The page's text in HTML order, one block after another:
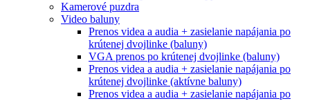
Kamerové puzdra
Video baluny
Prenos videa a audia + zasielanie napájania po
krútenej dvojlinke (baluny)
VGA prenos po krútenej dvojlinke (baluny)
Prenos videa a audia + zasielanie napájania po
krútenej dvojlinke (aktívne baluny)
Prenos videa a audia + zasielanie napájania po